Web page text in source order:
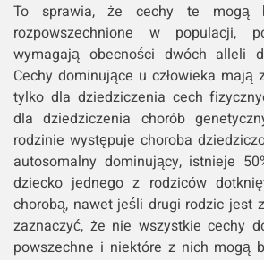
To sprawia, że cechy te mogą
rozpowszechnione w populacji,
wymagają obecności dwóch alleli
Cechy dominujące u człowieka mają
tylko dla dziedziczenia cech
dla dziedziczenia chorób
rodzinie występuje choroba
autosomalny dominujący, istnieje
dziecko jednego z rodziców
chorobą, nawet jeśli drugi rodzic jest
zaznaczyć, że nie wszystkie cechy
powszechne i niektóre z nich mogą